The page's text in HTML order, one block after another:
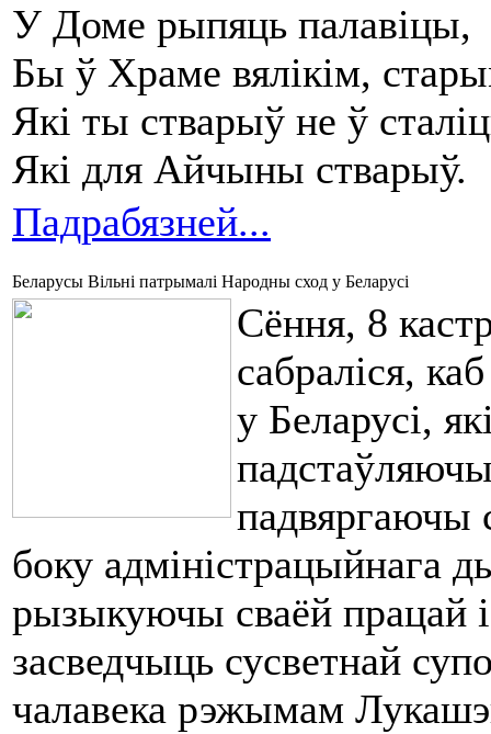
У Доме рыпяць палавіцы,
Бы ў Храме вялікім,
Які ты стварыў не ў
Які для Айчыны стварыў.
Падрабязней...
Беларусы Вільні патрымалі Народны сход у Беларусі
Сёння, 8
сабраліся,
у Беларусі,
падстаўляючы
падвяргаючы
боку адміністрацыйнага
рызыкуючы сваёй працай
засведчыць сусветнай
чалавека рэжымам